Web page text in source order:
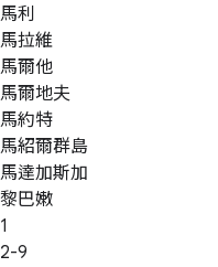
馬利
馬拉維
馬爾他
馬爾地夫
馬約特
馬紹爾群島
馬達加斯加
黎巴嫩
1
2-9